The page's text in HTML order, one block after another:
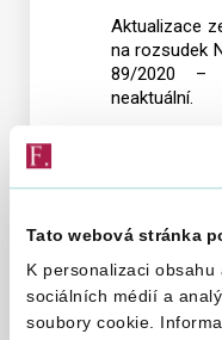
Tato webová stránka
K personalizaci
sociálních médií a
soubory cookie.
Aktualizace
na rozsudek
89/2020 –
neaktuální.
Informace
Senátu č.
v případě
jednotce v